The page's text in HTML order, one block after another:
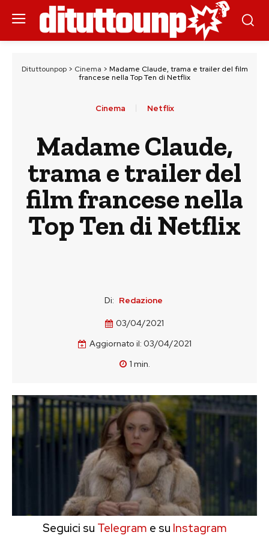
Dituttounpop> Cinema > Madame Claude, trama e trailer del film
francese nella Top Ten di Netflix
Cinema Netflix
Madame Claude,
trama e trailer del
film francese nella
Top Ten di Netflix
Di: Redazione
03/04/2021
Aggiornato il: 03/04/2021
1 min.
Seguici su Telegram e su Instagram